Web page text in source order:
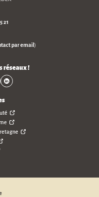
21
par email)
réseaux !